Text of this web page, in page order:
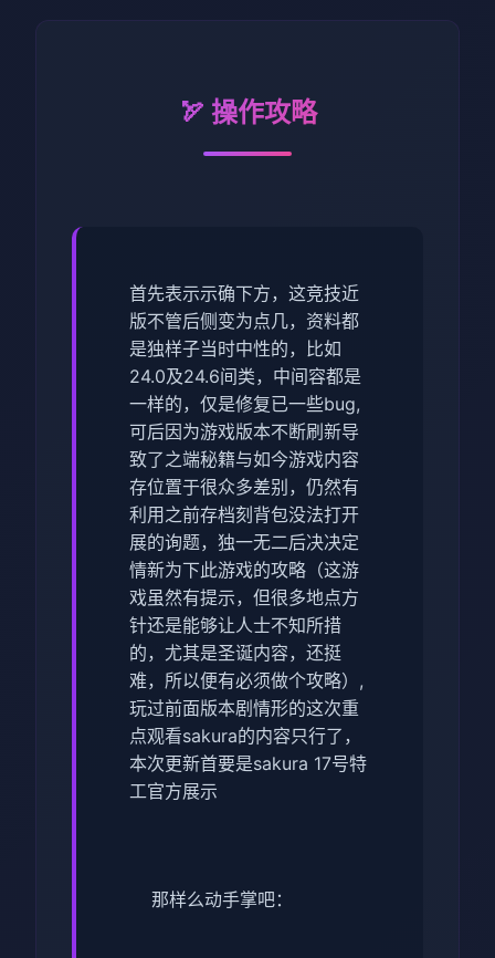
🏹 操作攻略
首先表示示确下方，这竞技近
版不管后侧变为点几，资料都
是独样子当时中性的，比如
24.0及24.6间类，中间容都是
一样的，仅是修复已一些bug,
可后因为游戏版本不断刷新导
致了之端秘籍与如今游戏内容
存位置于很众多差别，仍然有
利用之前存档刻背包没法打开
展的询题，独一无二后决决定
情新为下此游戏的攻略（这游
戏虽然有提示，但很多地点方
针还是能够让人士不知所措
的，尤其是圣诞内容，还挺
难，所以便有必须做个攻略）,
玩过前面版本剧情形的这次重
点观看sakura的内容只行了，
本次更新首要是sakura 17号特
工官方展示
那样么动手掌吧：